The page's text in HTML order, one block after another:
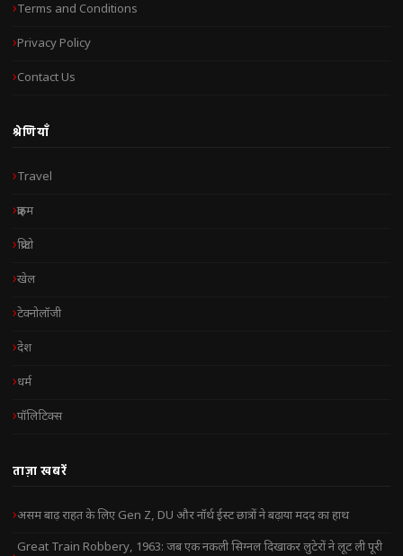
Terms and Conditions
Privacy Policy
Contact Us
श्रेणियाँ
Travel
क्राइम
क्रिप्टो
खेल
टेक्नोलॉजी
देश
धर्म
पॉलिटिक्स
ताज़ा खबरें
असम बाढ़ राहत के लिए Gen Z, DU और नॉर्थ ईस्ट छात्रों ने बढ़ाया मदद का हाथ
Great Train Robbery, 1963: जब एक नकली सिग्नल दिखाकर लुटेरों ने लूट ली पूरी